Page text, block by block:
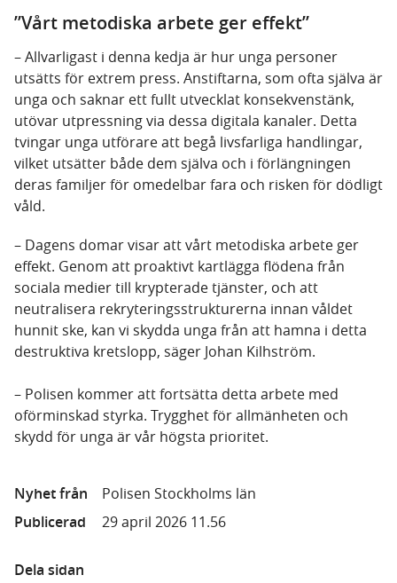
”Vårt metodiska arbete ger effekt”
– Allvarligast i denna kedja är hur unga personer
utsätts för extrem press. Anstiftarna, som ofta själva är
unga och saknar ett fullt utvecklat konsekvenstänk,
utövar utpressning via dessa digitala kanaler. Detta
tvingar unga utförare att begå livsfarliga handlingar,
vilket utsätter både dem själva och i förlängningen
deras familjer för omedelbar fara och risken för dödligt
våld.
– Dagens domar visar att vårt metodiska arbete ger
effekt. Genom att proaktivt kartlägga flödena från
sociala medier till krypterade tjänster, och att
neutralisera rekryteringsstrukturerna innan våldet
hunnit ske, kan vi skydda unga från att hamna i detta
destruktiva kretslopp, säger Johan Kilhström.
– Polisen kommer att fortsätta detta arbete med
oförminskad styrka. Trygghet för allmänheten och
skydd för unga är vår högsta prioritet.
Nyhet från
Polisen Stockholms län
Publicerad
29 april 2026 11.56
Dela sidan